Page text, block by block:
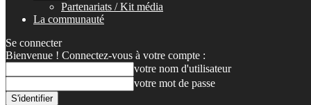
Partenariats / Kit média
La communauté
Se connecter
Bienvenue ! Connectez-vous à votre compte :
votre nom d'utilisateur
votre mot de passe